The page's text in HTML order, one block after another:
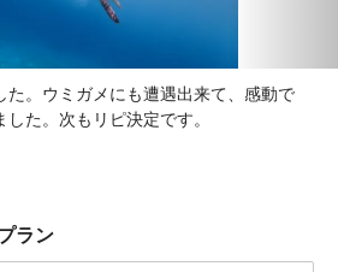
た。ウミガメにも遭遇出来て、感動で
た。次もリピ決定です。
ラン